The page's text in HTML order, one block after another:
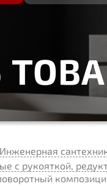
Инженерная
с рукояткой,